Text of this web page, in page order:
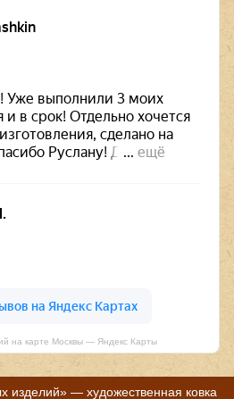
на карте Москвы — Яндекс Карты
— художественная ковка